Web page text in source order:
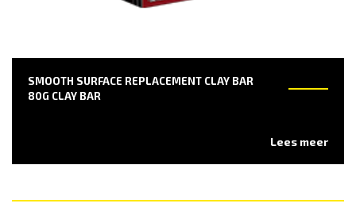
SMOOTH SURFACE REPLACEMENT CLAY BAR
80G CLAY BAR
Lees meer